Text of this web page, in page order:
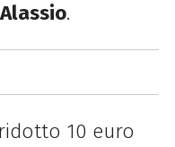
.
10 euro